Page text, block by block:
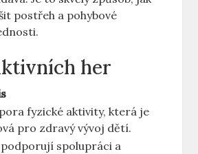
postřeh a pohybové
her
fyzické aktivity, která je
pro zdravý vývoj dětí.
spolupráci a